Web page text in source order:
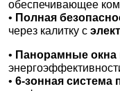
обеспечивающее
• Полная
через калитку с
• Панорамные окна
• 6-зонная система